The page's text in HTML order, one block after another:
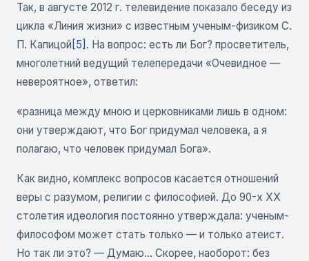
Так, в августе 2012 г. телевидение показало беседу из
цикла «Линия жизни» с известным ученым-физиком С.
П. Капицой [5] . На вопрос: есть ли Бог? просветитель,
многолетний ведущий телепередачи «Очевидное —
невероятное», ответил:
«разница между мною и церковниками лишь в одном:
они утверждают, что Бог придумал человека, а я
полагаю, что человек придумал Бога».
Как видно, комплекс вопросов касается отношений
веры с разумом, религии с философией. До 90-х XX
столетия идеология постоянно утверждала: ученым-
философом может стать только — и только атеист.
Но так ли это? — Думаю... Скорее, наоборот: без